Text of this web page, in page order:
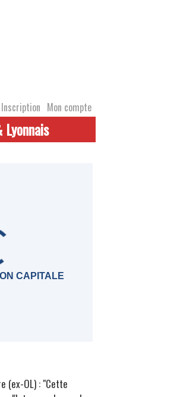
Inscription Mon compte
CAPITALE
(ex-OL) : "Cette